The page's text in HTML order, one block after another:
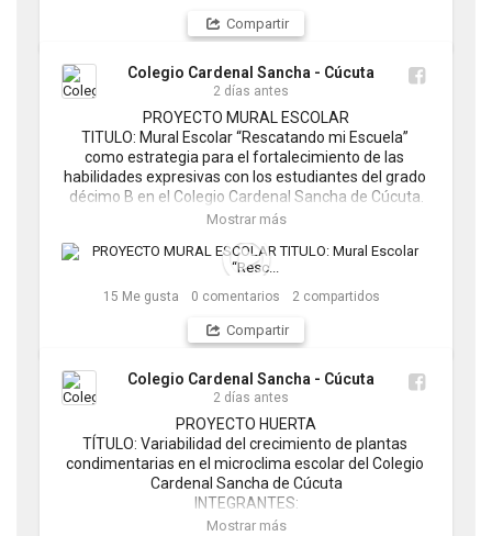
Compartir
Colegio Cardenal Sancha - Cúcuta
2 días antes
PROYECTO MURAL ESCOLAR
TITULO: Mural Escolar “Rescatando mi Escuela”
como estrategia para el fortalecimiento de las
habilidades expresivas con los estudiantes del grado
décimo B en el Colegio Cardenal Sancha de Cúcuta.
INTEGRANTES:
Daniel Alexander Prada Lara
Danna Isabella Rueda Mancilla
Luciana Lara Ibarra
Mostrar más
15 Me gusta 0 comentarios 2 compartidos
Compartir
Colegio Cardenal Sancha - Cúcuta
2 días antes
PROYECTO HUERTA
TÍTULO: Variabilidad del crecimiento de plantas
condimentarias en el microclima escolar del Colegio
Cardenal Sancha de Cúcuta
INTEGRANTES:
Carlos Esteban Sánchez Mora
Mostrar más